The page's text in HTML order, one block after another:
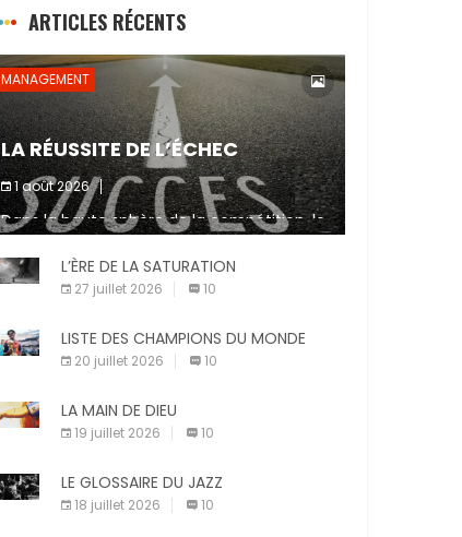
ARTICLES RÉCENTS
MANAGEMENT
LA RÉUSSITE DE L’ÉCHEC
1 août 2026
Dans la haute sphère de la compétition, le
fait de ne pas atteindre un objectif est un
signe d’incompétence et une source de
sanctions diverses (avertissement, […]
L’ÈRE DE LA SATURATION
27 juillet 2026 10
LISTE DES CHAMPIONS DU MONDE
20 juillet 2026 10
LA MAIN DE DIEU
19 juillet 2026 10
LE GLOSSAIRE DU JAZZ
18 juillet 2026 10